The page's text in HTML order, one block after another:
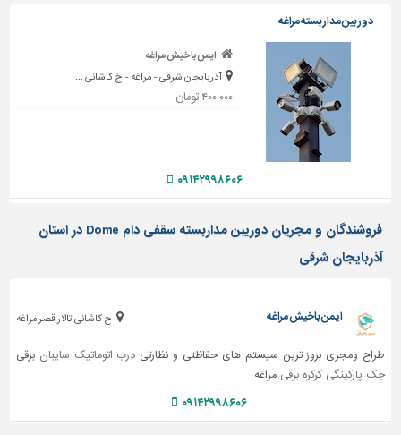
ساختمانی
پله،
نرده
و
حفاظ
دیوارپوش،
سرویس
بهداشتی
و
ماشین
برقی،روشنایی،ایمنی
دوربین مداربسته مراغه
ایمن باخیش مراغه
آذربایجان شرقی - مراغه - خ کاشانی ...
۴۰۰,۰۰۰ تومان
۰۹۱۴۲۹۹۸۶۰۶
فروشندگان و مجریان دوریبن مداربسته سقفی دام Dome در استان
آذربایجان شرقی
خ کاشانی تالار قصر مراغه ایمن باخیش مراغه
طراح ومجری بروز ترین سیستم های حفاظتی و نظارتی درب اتوماتیک سایبان برقی
جک پارکینگی کرکره برقی مراغه
۰۹۱۴۲۹۹۸۶۰۶